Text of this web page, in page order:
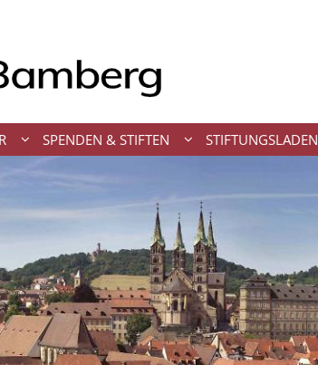
SPENDEN & STIFTEN STIFTUNGSLADEN